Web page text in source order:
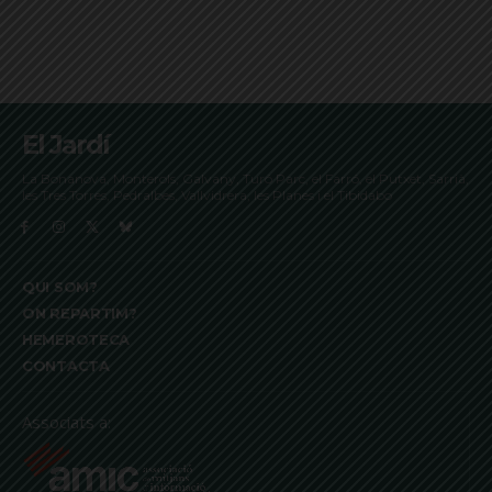
El Jardí
La Bonanova, Monterols, Galvany, Turó Parc, el Farró, el Putxet, Sarrià,
les Tres Torres, Pedralbes, Vallvidrera, les Planes i el Tibidabo
QUI SOM?
ON REPARTIM?
HEMEROTECA
CONTACTA
Associats a: